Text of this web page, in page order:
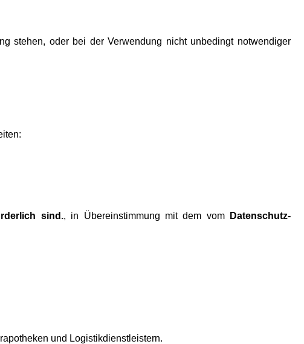
stehen, oder bei der Verwendung nicht unbedingt notwendiger
sind., in Übereinstimmung mit dem vom
Datenschutz-
und Logistikdienstleistern.